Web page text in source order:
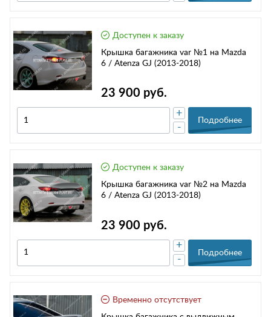
Доступен к заказу
Крышка багажника var №1 на Mazda
6 / Atenza GJ (2013-2018)
23 900 руб.
-
+
Подробнее
Доступен к заказу
Крышка багажника var №2 на Mazda
6 / Atenza GJ (2013-2018)
23 900 руб.
-
+
Подробнее
Временно отсутствует